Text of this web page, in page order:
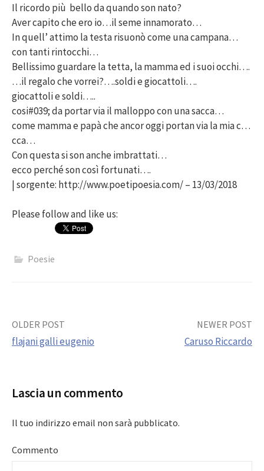
Il ricordo più bello da quando son nato?
Aver capito che ero io…il seme innamorato…
In quell’ attimo la testa risuonò come una campana…
con tanti rintocchi…
Bellissimo guardare la tetta, la mamma ed i suoi occhi….
…il regalo che vorrei?….soldi e giocattoli….
giocattoli e soldi…..
cosi#039; da portar via il malloppo con una sacca…
come mamma e papà che ancor oggi portan via la mia c…
cca…
Con questa si son anche imbrattati…
ecco perché son così fortunati….
| sorgente: http://www.poetipoesia.com/ – 13/03/2018
Please follow and like us:
Poesie
Post
OLDER POST
flajani galli eugenio
NEWER POST
Caruso Riccardo
Lascia un commento
Il tuo indirizzo email non sarà pubblicato.
Commento